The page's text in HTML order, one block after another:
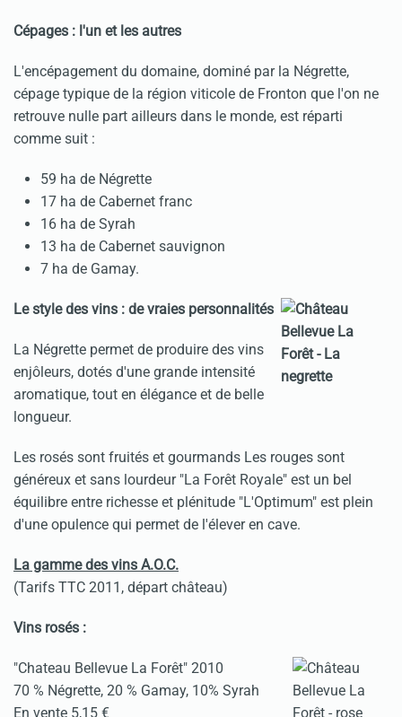
Cépages : l'un et les autres
L'encépagement du domaine, dominé par la Négrette,
cépage typique de la région viticole de Fronton que l'on ne
retrouve nulle part ailleurs dans le monde, est réparti
comme suit :
59 ha de Négrette
17 ha de Cabernet franc
16 ha de Syrah
13 ha de Cabernet sauvignon
7 ha de Gamay.
Le style des vins : de vraies personnalités
La Négrette permet de produire des vins
enjôleurs, dotés d'une grande intensité
aromatique, tout en élégance et de belle
longueur.
Les rosés sont fruités et gourmands Les rouges sont
généreux et sans lourdeur "La Forêt Royale" est un bel
équilibre entre richesse et plénitude "L'Optimum" est plein
d'une opulence qui permet de l'élever en cave.
La gamme des vins A.O.C.
(Tarifs TTC 2011, départ château)
Vins rosés :
"Chateau Bellevue La Forêt" 2010
70 % Négrette, 20 % Gamay, 10% Syrah
En vente 5,15 €